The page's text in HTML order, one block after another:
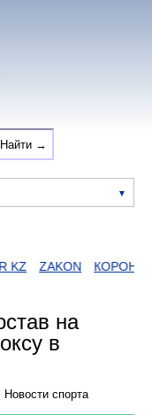
ZAKON
на
в
Новости спорта